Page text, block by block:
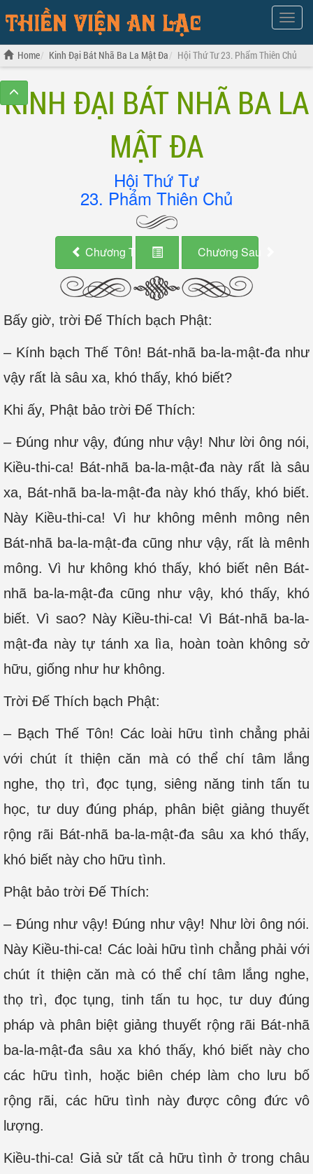
Show
Menu
Home Kinh Đại Bát Nhã Ba La Mật Đa Hội Thứ Tư 23. Phẩm Thiên Chủ
KINH ĐẠI BÁT NHÃ BA LA
MẬT ĐA
Hội Thứ Tư
23. Phẩm Thiên Chủ
Chương Trước Chương Sau
Bấy giờ, trời Ðế Thích bạch Phật:
– Kính bạch Thế Tôn! Bát-nhã ba-la-mật-đa như
vậy rất là sâu xa, khó thấy, khó biết?
Khi ấy, Phật bảo trời Ðế Thích:
– Đúng như vậy, đúng như vậy! Như lời ông nói,
Kiều-thi-ca! Bát-nhã ba-la-mật-đa này rất là sâu
xa, Bát-nhã ba-la-mật-đa này khó thấy, khó biết.
Này Kiều-thi-ca! Vì hư không mênh mông nên
Bát-nhã ba-la-mật-đa cũng như vậy, rất là mênh
mông. Vì hư không khó thấy, khó biết nên Bát-
nhã ba-la-mật-đa cũng như vậy, khó thấy, khó
biết. Vì sao? Này Kiều-thi-ca! Vì Bát-nhã ba-la-
mật-đa này tự tánh xa lìa, hoàn toàn không sở
hữu, giống như hư không.
Trời Ðế Thích bạch Phật:
– Bạch Thế Tôn! Các loài hữu tình chẳng phải
với chút ít thiện căn mà có thể chí tâm lắng
nghe, thọ trì, đọc tụng, siêng năng tinh tấn tu
học, tư duy đúng pháp, phân biệt giảng thuyết
rộng rãi Bát-nhã ba-la-mật-đa sâu xa khó thấy,
khó biết này cho hữu tình.
Phật bảo trời Ðế Thích:
– Đúng như vậy! Đúng như vậy! Như lời ông nói.
Này Kiều-thi-ca! Các loài hữu tình chẳng phải với
chút ít thiện căn mà có thể chí tâm lắng nghe,
thọ trì, đọc tụng, tinh tấn tu học, tư duy đúng
pháp và phân biệt giảng thuyết rộng rãi Bát-nhã
ba-la-mật-đa sâu xa khó thấy, khó biết này cho
các hữu tình, hoặc biên chép làm cho lưu bố
rộng rãi, các hữu tình này được công đức vô
lượng.
Kiều-thi-ca! Giả sử tất cả hữu tình ở trong châu